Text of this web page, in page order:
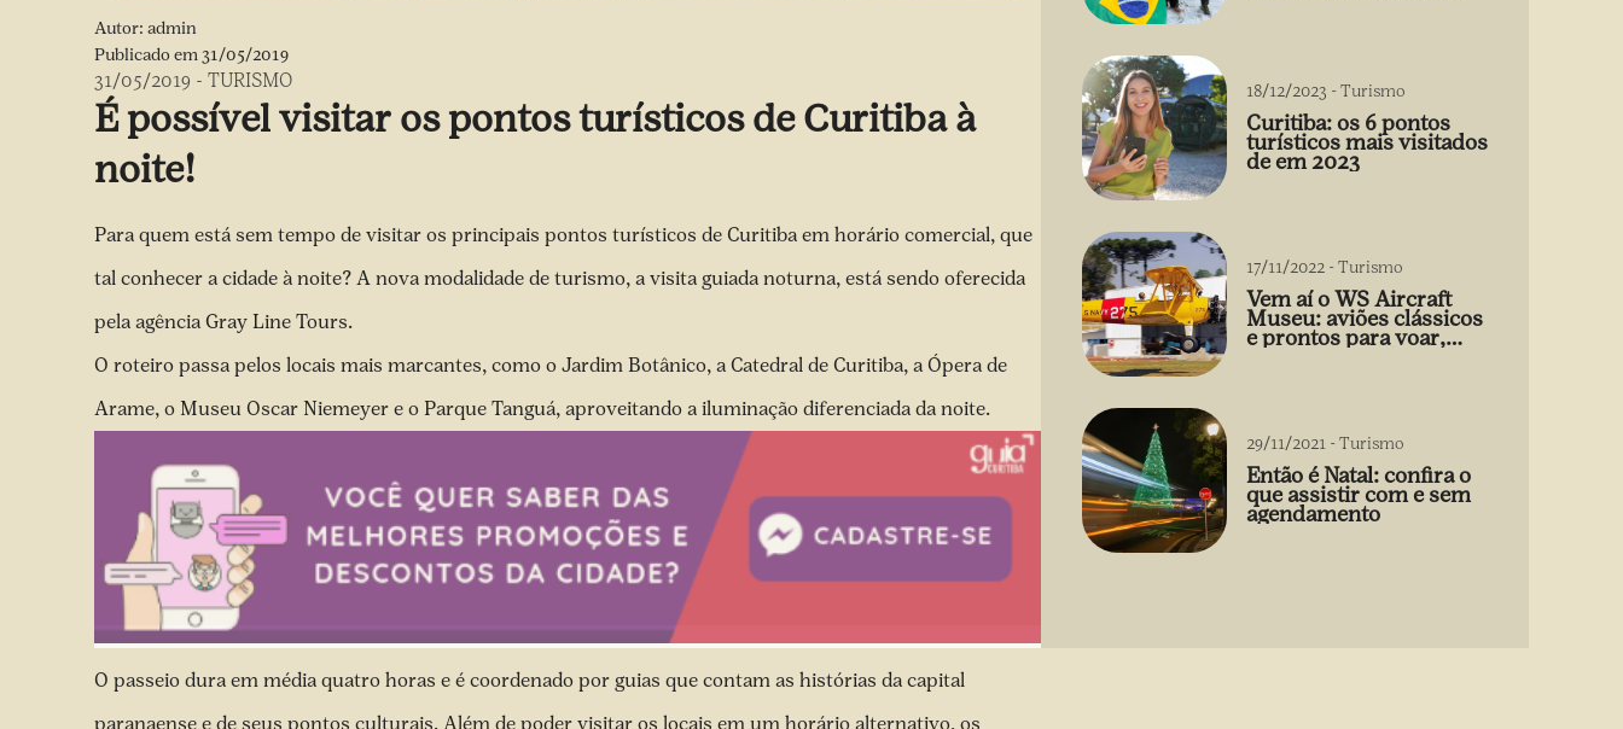
Autor: admin
Publicado em31/05/2019
31/05/2019 - TURISMO
É possível visitar os pontos turísticos de Curitiba à
noite!
Para quem está sem tempo de visitar os principais pontos turísticos de Curitiba em horário comercial, que
tal conhecer a cidade à noite? A nova modalidade de turismo, a visita guiada noturna, está sendo oferecida
pela agência Gray Line Tours.
O roteiro passa pelos locais mais marcantes, como o Jardim Botânico, a Catedral de Curitiba, a Ópera de
Arame, o Museu Oscar Niemeyer e o Parque Tanguá, aproveitando a iluminação diferenciada da noite.
O passeio dura em média quatro horas e é coordenado por guias que contam as histórias da capital
paranaense e de seus pontos culturais. Além de poder visitar os locais em um horário alternativo, os
18/12/2023 -Turismo
Curitiba: os 6 pontos
turísticos mais visitados
de em 2023
17/11/2022 -Turismo
Vem aí o WS Aircraft
Museu: aviões clássicos
e prontos para voar,
perto de Curitiba
29/11/2021 -Turismo
Então é Natal: confira o
que assistir com e sem
agendamento